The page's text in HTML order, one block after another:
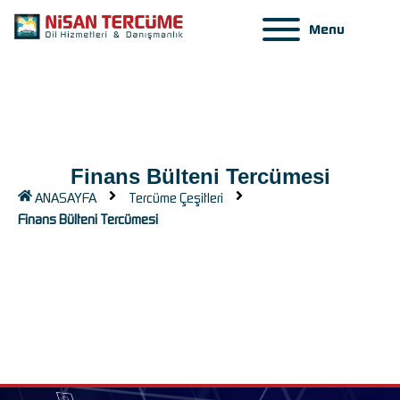
Menu
Finans Bülteni Tercümesi
ANASAYFA
Tercüme Çeşitleri
Finans Bülteni Tercümesi